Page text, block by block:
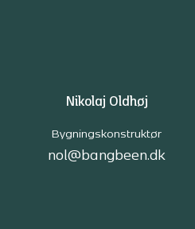
Nikolaj Oldhøj
Bygningskonstruktør
nol@bangbeen.dk